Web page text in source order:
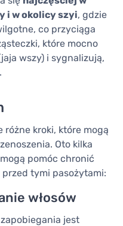
i w okolicy szyi, gdzie
co przyciąga
które mocno
wszy) i sygnalizują,
kroki, które mogą
Oto kilka
pomóc chronić
przed tymi pasożytami:
włosów
jest